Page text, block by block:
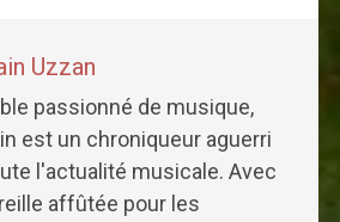
Uzzan
passionné de musique,
est un chroniqueur aguerri
l'actualité musicale. Avec
affûtée pour les